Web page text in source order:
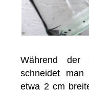
Während der
schneidet man
etwa 2 cm